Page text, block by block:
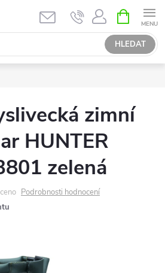
HLEDAT
NÁKUPNÍ
KOŠÍK
zimní
HUNTER
zelená
Podrobnosti hodnocení